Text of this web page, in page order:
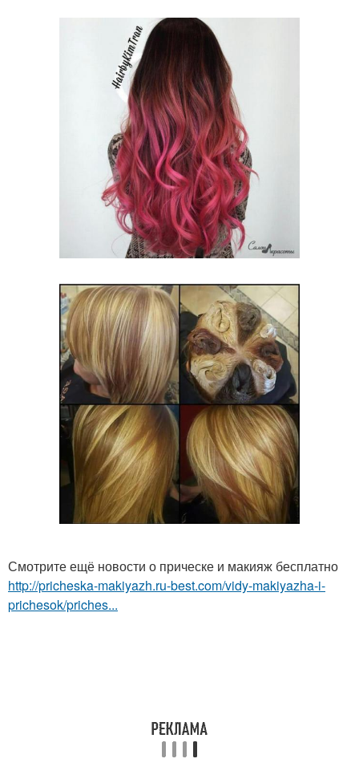
Смотрите ещё новости о прическе и макияж бесплатно
http://pricheska-makiyazh.ru-best.com/vidy-makiyazha-i-
prichesok/priches...